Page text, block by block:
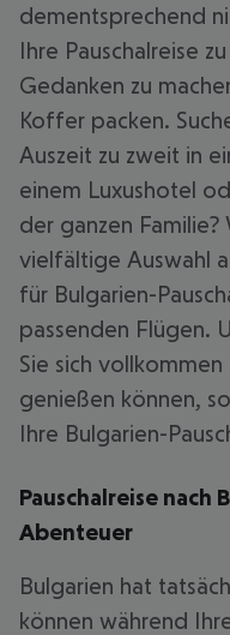
dementsprechend
Ihre Pauschalreise
Gedanken zu
Koffer packen.
Auszeit zu zweit in
einem Luxushotel
der ganzen
vielfältige Auswahl
für Bulgarien-
passenden Flügen.
Sie sich
genießen können,
Ihre Bulgarien-
Pauschalreise nach
Abenteuer
Bulgarien hat
können während